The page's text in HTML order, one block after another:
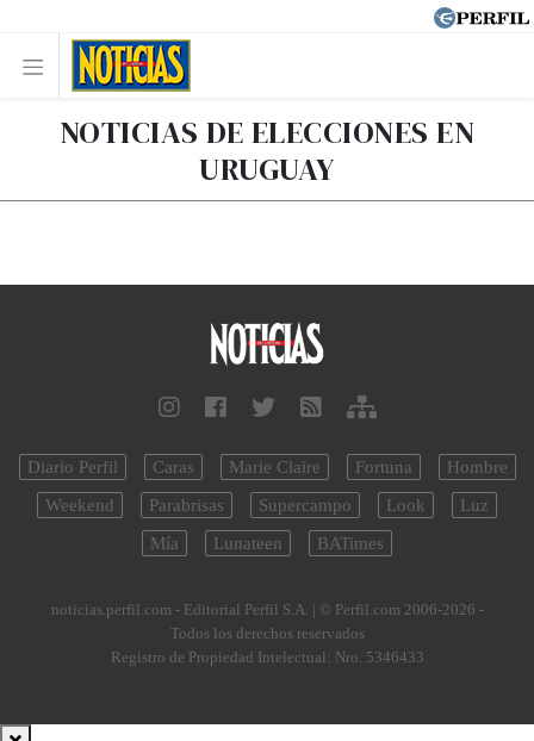
NOTICIAS DE ELECCIONES EN
URUGUAY
Diario Perfil Caras Marie Claire Fortuna
Hombre
Weekend
Parabrisas Supercampo Look
Luz
Mía
Lunateen BATimes
noticias.perfil.com - Editorial Perfil S.A. | © Perfil.com 2006-2026 -
Todos los derechos reservados
Registro de Propiedad Intelectual: Nro. 5346433